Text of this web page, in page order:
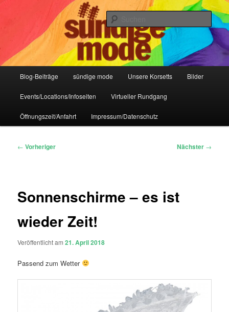
Sündige Mode Frankfurt
IHR Laden für Korsetts, Lifestyle-Mode, Club- und Dark-Wear seit 2004
Blog-Beiträge sündige mode Unsere Korsetts Bilder
Events/Locations/Infoseiten Virtueller Rundgang
Öffnungszeit/Anfahrt Impressum/Datenschutz
Beitragsnavigation
← Vorheriger Nächster →
Sonnenschirme – es ist
wieder Zeit!
Veröffentlicht am21. April 2018
Passend zum Wetter